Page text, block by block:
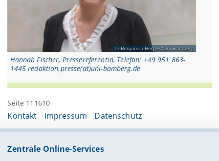
Benjamin Herges/Uni Bamberg
Hannah Fischer, Pressereferentin, Telefon: +49 951 863-
1445 redaktion.presse(at)uni-bamberg.de
Seite 111610
Kontakt Impressum Datenschutz
Zentrale Online-Services